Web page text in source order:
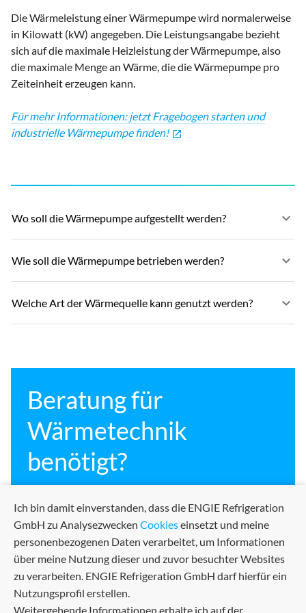
Die Wärmeleistung einer Wärmepumpe wird normalerweise
in Kilowatt (kW) angegeben. Die Leistungsangabe bezieht
sich auf die maximale Heizleistung der Wärmepumpe, also
die maximale Menge an Wärme, die die Wärmepumpe pro
Zeiteinheit erzeugen kann.
Für mehr Informationen: jetzt Fragebogen starten und
industrielle Wärmepumpe finden! open_in_new
Wo soll die Wärmepumpe aufgestellt werden? keyboard_arrow_down
Wie soll die Wärmepumpe betrieben werden? keyboard_arrow_down
Welche Art der Wärmequelle kann genutzt werden? keyboard_arrow_down
Beratung für
Wärmetechnik
benötigt?
Kontaktieren Sie uns!
Ich bin damit einverstanden, dass die ENGIE Refrigeration
GmbH zu Analysezwecken Cookieseinsetzt und meine
personenbezogenen Daten verarbeitet, um Informationen
über meine Nutzung dieser und zuvor besuchter Websites
zu verarbeiten. ENGIE Refrigeration GmbH darf hierfür ein
Nutzungsprofil erstellen.
Weitergehende Informationen erhalte ich auf der